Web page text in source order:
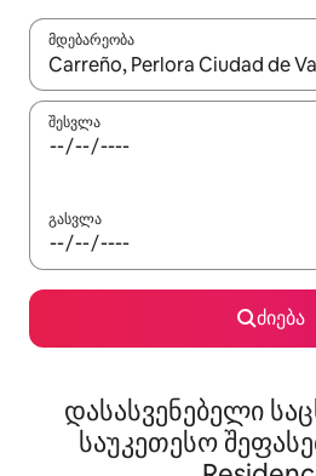
მდებარეობა
როცა შედეგები ხელმისაწვდომი
შესვლა
გასვლა
ძიება
დასასვენებელი
საუკეთესო